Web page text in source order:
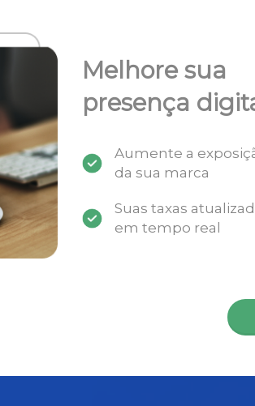
Melhore sua
presença
Aumente a
da sua marca
Suas taxas
em tempo real